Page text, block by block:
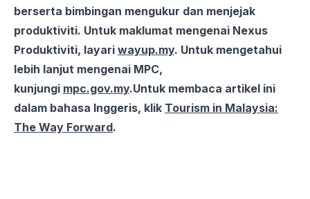
berserta bimbingan mengukur dan menjejak
produktiviti. Untuk maklumat mengenai Nexus
Produktiviti, layari wayup.my. Untuk mengetahui
lebih lanjut mengenai MPC,
kunjungi mpc.gov.my.Untuk membaca artikel ini
dalam bahasa Inggeris, klik Tourism in Malaysia:
The Way Forward.